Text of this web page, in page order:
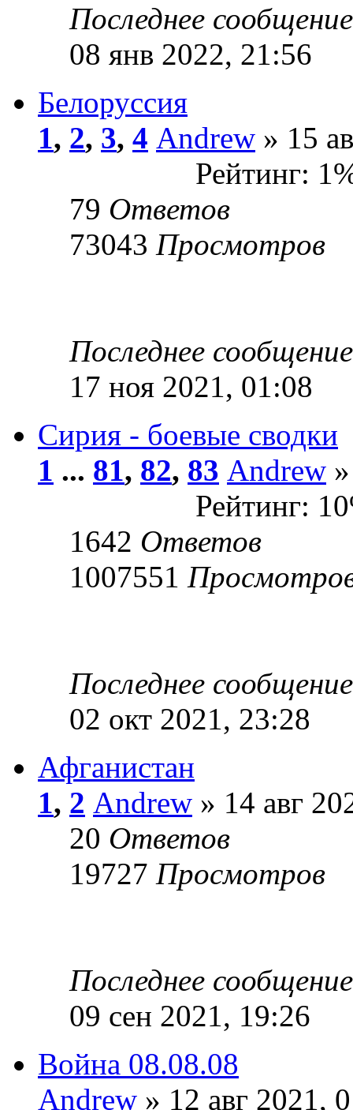
Последнее
08 янв 2022, 21:56
Белоруссия
1, 2, 3, 4 Andrew » 15
Рейтинг:
79 Ответов
73043 Просмотров
Последнее
17 ноя 2021, 01:08
Сирия - боевые сводки
1 ... 81, 82, 83 Andrew
Рейтинг:
1642 Ответов
1007551
Последнее
02 окт 2021, 23:28
Афганистан
1, 2 Andrew » 14 авг
20 Ответов
19727 Просмотров
Последнее
09 сен 2021, 19:26
Война 08.08.08
Andrew » 12 авг 2021,